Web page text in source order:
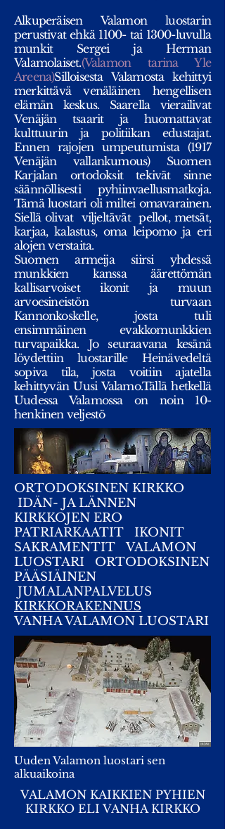
Alkuperäisen Valamon luostarin
perustivat ehkä 1100- tai 1300-luvulla
munkit Sergei ja Herman
Valamolaiset.(Valamon tarina Yle
Areena)Silloisesta Valamosta kehittyi
merkittävä venäläinen hengellisen
elämän keskus. Saarella vierailivat
Venäjän tsaarit ja huomattavat
kulttuurin ja politiikan edustajat.
Ennen rajojen umpeutumista (1917
Venäjän vallankumous) Suomen
Karjalan ortodoksit tekivät sinne
säännöllisesti pyhiinvaellusmatkoja.
Tämä luostari oli miltei omavarainen.
Siellä olivat viljeltävät pellot, metsät,
karjaa, kalastus, oma leipomo ja eri
alojen verstaita.
Suomen armeija siirsi yhdessä
munkkien kanssa äärettömän
kallisarvoiset ikonit ja muun
arvoesineistön turvaan
Kannonkoskelle, josta tuli
ensimmäinen evakkomunkkien
turvapaikka. Jo seuraavana kesänä
löydettiin luostarille Heinävedeltä
sopiva tila, josta voitiin ajatella
kehittyvän Uusi Valamo.Tällä hetkellä
Uudessa Valamossa on noin 10-
henkinen veljestö
ORTODOKSINEN KIRKKO
IDÄN- JA LÄNNEN
KIRKKOJEN ERO
PATRIARKAATIT
IKONIT
SAKRAMENTIT
VALAMON
LUOSTARI
ORTODOKSINEN
PÄÄSIÄINEN
JUMALANPALVELUS
KIRKKORAKENNUS
VANHA VALAMON LUOSTARI
Uuden Valamon luostari sen
alkuaikoina
VALAMON KAIKKIEN PYHIEN
KIRKKO ELI VANHA KIRKKO